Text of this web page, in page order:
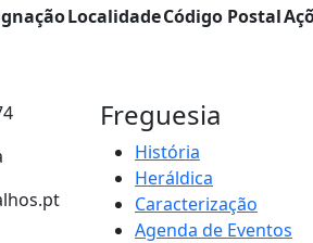
LocalidadeCódigo Postal
Freguesia
História
Heráldica
Caracterização
Agenda de Eventos